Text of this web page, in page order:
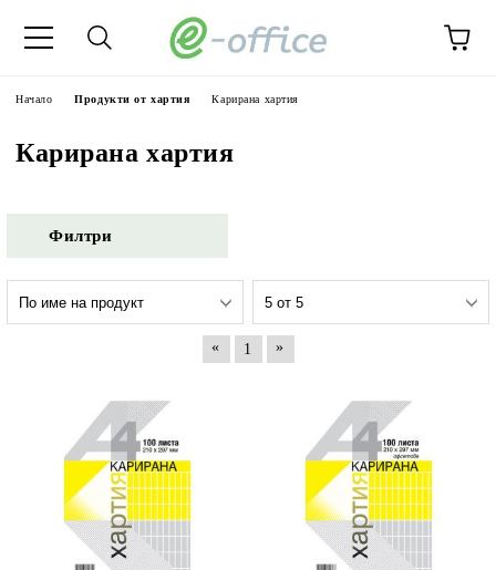
Начало Продукти от хартия Карирана хартия
Карирана хартия
Филтри
« 1 »